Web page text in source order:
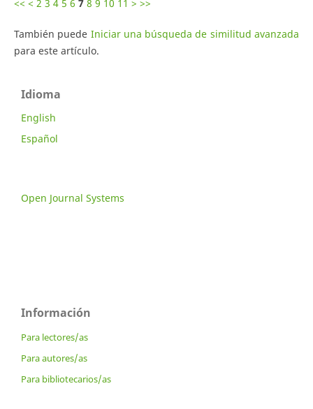
<< < 2 3 4 5 6 7 8 9 10 11 > >>
También puede Iniciar una búsqueda de similitud avanzada
para este artículo.
Idioma
English
Español
Open Journal Systems
Información
Para lectores/as
Para autores/as
Para bibliotecarios/as